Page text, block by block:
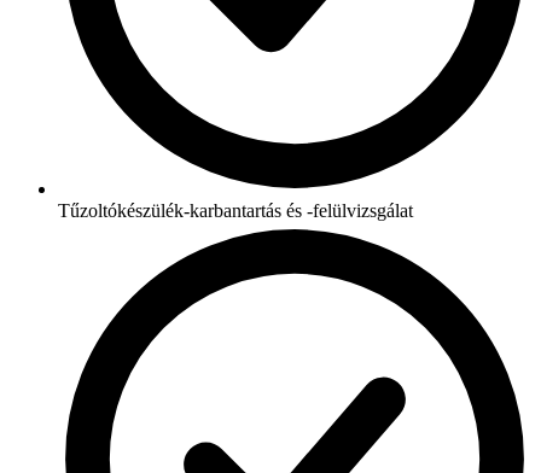
Tűzoltókészülék-karbantartás és -felülvizsgálat